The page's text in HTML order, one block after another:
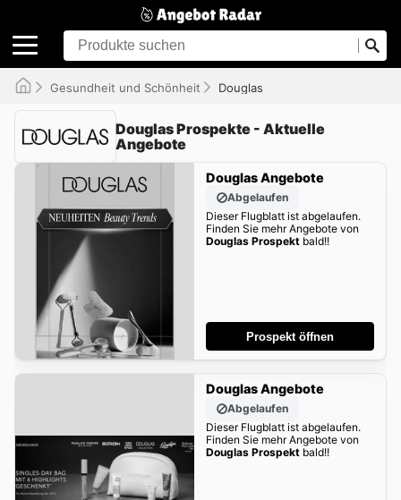
Gesundheit und Schönheit Douglas
Douglas Prospekte - Aktuelle
Angebote
Douglas Angebote
Abgelaufen
Dieser Flugblatt ist abgelaufen.
Finden Sie mehr Angebote von
Douglas Prospektbald!!
Prospekt öffnen
Douglas Angebote
Abgelaufen
Dieser Flugblatt ist abgelaufen.
Finden Sie mehr Angebote von
Douglas Prospektbald!!